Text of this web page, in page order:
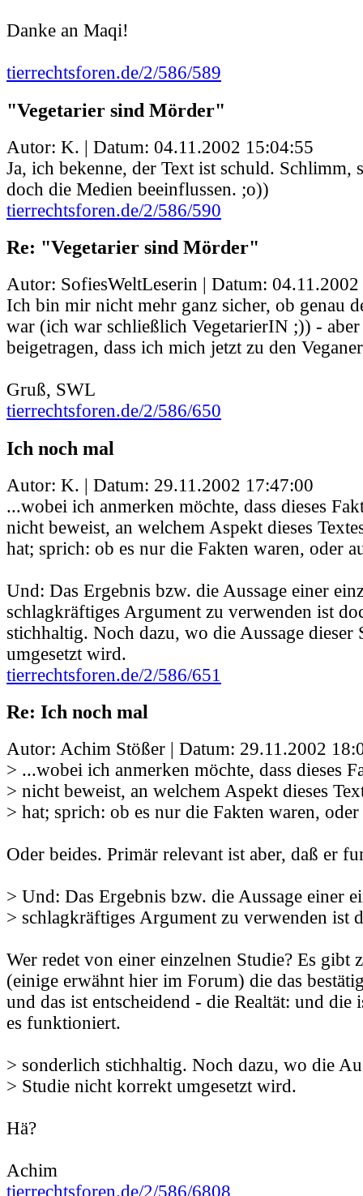
Danke an Maqi!
tierrechtsforen.de/2/586/589
"Vegetarier sind Mörder"
Autor: K. | Datum: 04.11.2002 15:04:55
Ja, ich bekenne, der Text ist schuld. Schlimm,
doch die Medien beeinflussen. ;o))
tierrechtsforen.de/2/586/590
Re: "Vegetarier sind Mörder"
Autor: SofiesWeltLeserin | Datum:
Ich bin mir nicht mehr ganz sicher, ob genau
war (ich war schließlich VegetarierIN ;)) - aber
beigetragen, dass ich mich jetzt zu den
Gruß, SWL
tierrechtsforen.de/2/586/650
Ich noch mal
Autor: K. | Datum: 29.11.2002 17:47:00
...wobei ich anmerken möchte, dass dieses
nicht beweist, an welchem Aspekt dieses
hat; sprich: ob es nur die Fakten waren, oder
Und: Das Ergebnis bzw. die Aussage einer
schlagkräftiges Argument zu verwenden ist
stichhaltig. Noch dazu, wo die Aussage
umgesetzt wird.
tierrechtsforen.de/2/586/651
Re: Ich noch mal
Autor: Achim Stößer | Datum: 29.11.2002
> ...wobei ich anmerken möchte, dass dieses
> nicht beweist, an welchem Aspekt dieses
> hat; sprich: ob es nur die Fakten waren,
Oder beides. Primär relevant ist aber, daß er
> Und: Das Ergebnis bzw. die Aussage einer
> schlagkräftiges Argument zu verwenden ist
Wer redet von einer einzelnen Studie? Es gibt
(einige erwähnt hier im Forum) die das
und das ist entscheidend - die Realtät: und die
es funktioniert.
> sonderlich stichhaltig. Noch dazu, wo die
> Studie nicht korrekt umgesetzt wird.
Hä?
Achim
tierrechtsforen.de/2/586/6808